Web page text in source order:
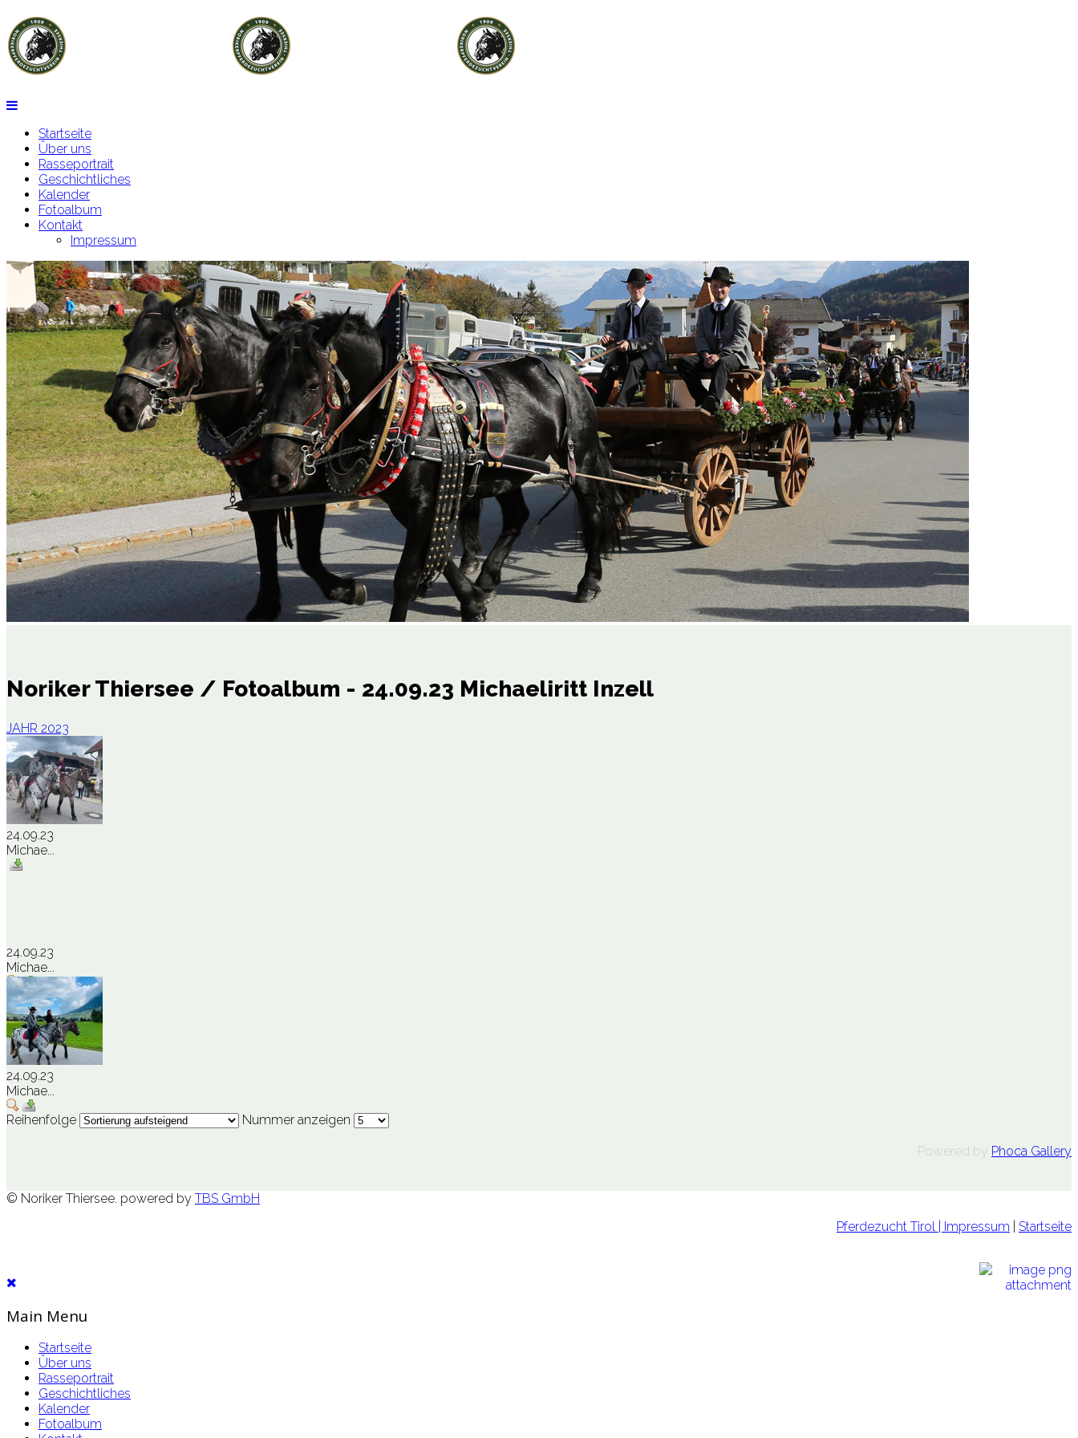
Startseite
Über uns
Rasseportrait
Geschichtliches
Kalender
Fotoalbum
Kontakt
Impressum
Noriker Thiersee / Fotoalbum - 24.09.23 Michaeliritt Inzell
JAHR 2023
24.09.23
Michae...
24.09.23
Michae...
24.09.23
Michae...
Reihenfolge
Nummer anzeigen
Powered by Phoca Gallery
© Noriker Thiersee. powered by TBS GmbH
Pferdezucht Tirol | Impressum Startseite
Main Menu
Startseite
Über uns
Rasseportrait
Geschichtliches
Kalender
Fotoalbum